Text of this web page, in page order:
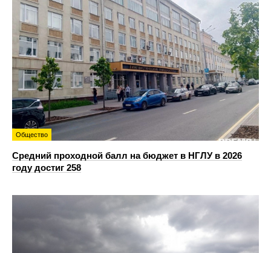
Общество
Средний проходной балл на бюджет в НГЛУ в 2026
году достиг 258